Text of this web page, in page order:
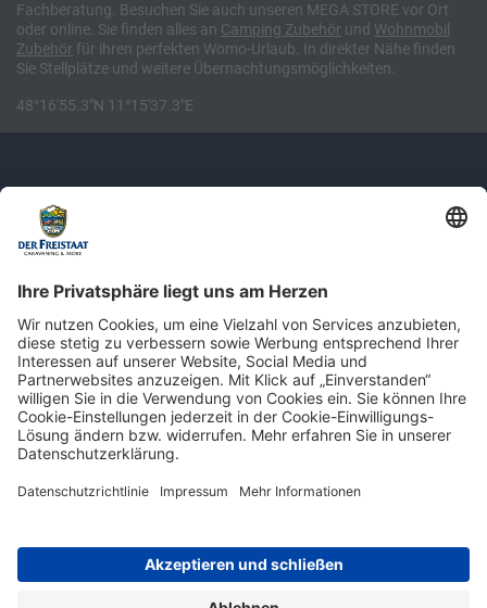
Fachberatung. Besuchen Sie auch unseren MEGA STORE vor Ort
oder online. Sie finden alles an Camping Zubehör und Wohnmobil
Zubehör für ihren perfekten Womo-Urlaub. In direkter Nähe finden
Sie Stellplätze und weitere Übernachtungsmöglichkeiten.
48°16'55.3"N 11°15'37.3"E
Newsletter: Jetzt auf
shop.derfreistaat.de anmelden und
einen 5€ Gutschein für unseren Online-
Shop erhalten!*
Impressum Datenschutz Barrierefreiheit